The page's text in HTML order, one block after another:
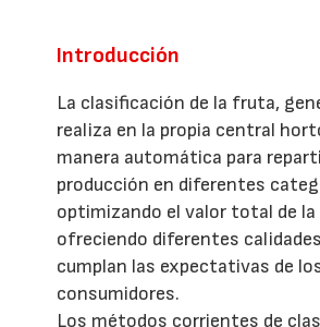
Introducción
La clasificación de la fruta,
realiza en la propia central
manera automática para
producción en diferentes
optimizando el valor total de
ofreciendo diferentes
cumplan las expectativas de
consumidores.
Los métodos corrientes de